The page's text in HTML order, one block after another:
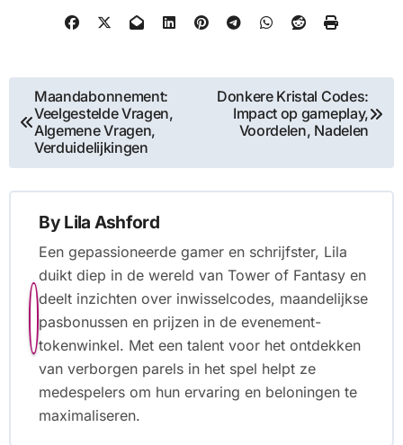
Post
navigation
Maandabonnement:
Veelgestelde Vragen,
Algemene Vragen,
Verduidelijkingen
Donkere Kristal Codes:
Impact op gameplay,
Voordelen, Nadelen
By Lila Ashford
Een gepassioneerde gamer en schrijfster, Lila
duikt diep in de wereld van Tower of Fantasy en
deelt inzichten over inwisselcodes, maandelijkse
pasbonussen en prijzen in de evenement-
tokenwinkel. Met een talent voor het ontdekken
van verborgen parels in het spel helpt ze
medespelers om hun ervaring en beloningen te
maximaliseren.